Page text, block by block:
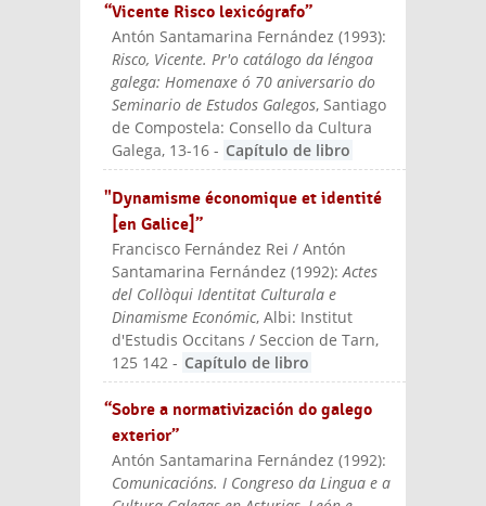
“Vicente Risco lexicógrafo”
Antón Santamarina Fernández (1993):
Risco, Vicente. Pr'o catálogo da léngoa
galega: Homenaxe ó 70 aniversario do
Seminario de Estudos Galegos, Santiago
de Compostela: Consello da Cultura
Galega, 13-16 - Capítulo de libro
"Dynamisme économique et identité
[en Galice]”
Francisco Fernández Rei / Antón
Santamarina Fernández (1992):Actes
del Collòqui Identitat Culturala e
Dinamisme Económic, Albi: Institut
d'Estudis Occitans / Seccion de Tarn,
125 142 - Capítulo de libro
“Sobre a normativización do galego
exterior”
Antón Santamarina Fernández (1992):
Comunicacións. I Congreso da Lingua e a